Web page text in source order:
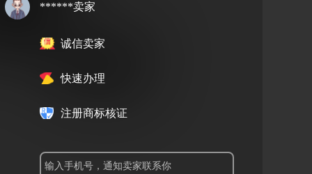
******卖家
诚信卖家
快速办理
注册商标核证